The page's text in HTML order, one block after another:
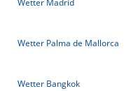
Wetter Madrid
Wetter Palma de Mallorca
Wetter Bangkok